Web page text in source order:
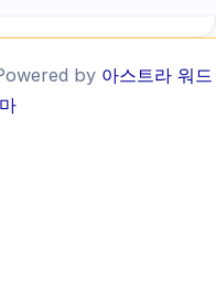
by 아스트라 워드